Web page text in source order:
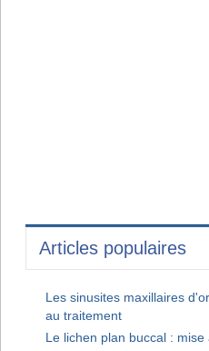
Articles populaires
Les sinusites maxillaires
au traitement
Le lichen plan buccal : mise